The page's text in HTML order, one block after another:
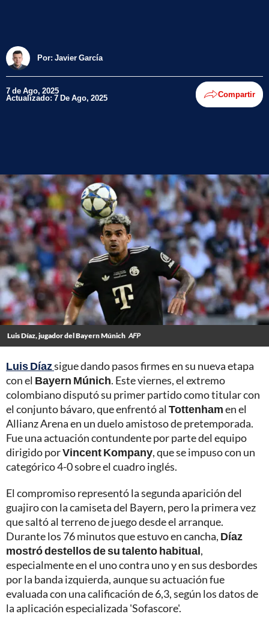
Por: Javier García
7 de Ago, 2025
Actualizado: 7 De Ago, 2025 Compartir
Luis Díaz, jugador del Bayern Múnich AFP
Luis Díazsigue dando pasos firmes en su nueva etapa
con el Bayern Múnich. Este viernes, el extremo
colombiano disputó su primer partido como titular con
el conjunto bávaro, que enfrentó al Tottenhamen el
Allianz Arena en un duelo amistoso de pretemporada.
Fue una actuación contundente por parte del equipo
dirigido porVincent Kompany, que se impuso con un
categórico 4-0 sobre el cuadro inglés.
El compromiso representó la segunda aparición del
guajiro con la camiseta del Bayern, pero la primera vez
que saltó al terreno de juego desde el arranque.
Durante los 76 minutos que estuvo en cancha, Díaz
mostró destellos de su talento habitual,
especialmente en el uno contra uno y en sus desbordes
por la banda izquierda, aunque su actuación fue
evaluada con una calificación de 6,3, según los datos de
la aplicación especializada 'Sofascore'.